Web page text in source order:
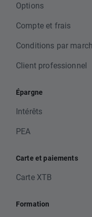
Options
Compte et frais
Conditions par
Client professionnel
Épargne
Intérêts
PEA
Carte et paiements
Carte XTB
Formation